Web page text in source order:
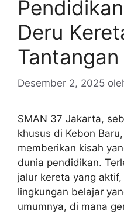
Deru
Tantangan
Desember 2, 2025
SMAN 37 Jakarta,
khusus di Kebon
memberikan kisah
dunia pendidikan.
jalur kereta yang
lingkungan belajar
umumnya, di mana